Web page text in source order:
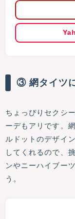
③ 網タイツ
ちょっぴりセクシ
ーデもアリです。
ルドットのデザイ
してくれるので、
ンやニーハイブー
う。